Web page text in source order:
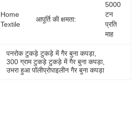
Home
Textile
आपूर्ति की क्षमता:
5000
टन
प्रति
माह
पनरोक टुकड़े टुकड़े में गैर बुना कपड़ा,
300 ग्राम टुकड़े टुकड़े में गैर बुना कपड़ा,
उभरा हुआ पॉलीप्रोपाइलीन गैर बुना कपड़ा